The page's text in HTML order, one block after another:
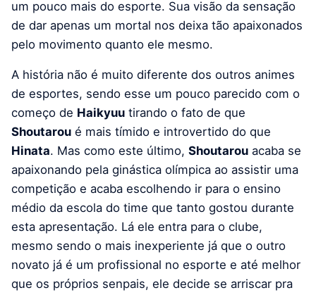
um pouco mais do esporte. Sua visão da sensação
de dar apenas um mortal nos deixa tão apaixonados
pelo movimento quanto ele mesmo.
A história não é muito diferente dos outros animes
de esportes, sendo esse um pouco parecido com o
começo de Haikyuu tirando o fato de que
Shoutarou é mais tímido e introvertido do que
Hinata. Mas como este último, Shoutarou acaba se
apaixonando pela ginástica olímpica ao assistir uma
competição e acaba escolhendo ir para o ensino
médio da escola do time que tanto gostou durante
esta apresentação. Lá ele entra para o clube,
mesmo sendo o mais inexperiente já que o outro
novato já é um profissional no esporte e até melhor
que os próprios senpais, ele decide se arriscar pra